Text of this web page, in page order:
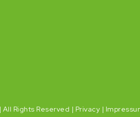
All Rights Reserved | Privacy |